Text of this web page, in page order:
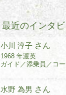
最近のインタ
小川 淳子 さん
1968 年渡英
ガイド／添乗員／コ
水野 為男 さん